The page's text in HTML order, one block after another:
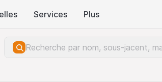
Services Plus